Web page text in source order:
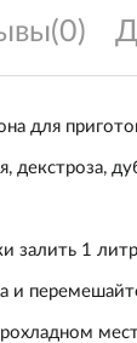
для
декстроза,
залить 1
и